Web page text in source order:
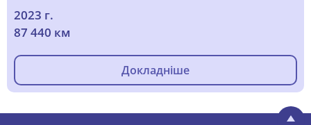
2023 г.
87 440 км
Докладніше